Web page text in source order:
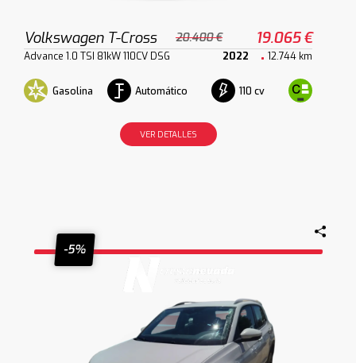
Volkswagen T-Cross 20.400 € 19.065 €
Advance 1.0 TSI 81kW 110CV DSG 2022 12.744 km
Gasolina Automático 110 cv
VER DETALLES
-5%